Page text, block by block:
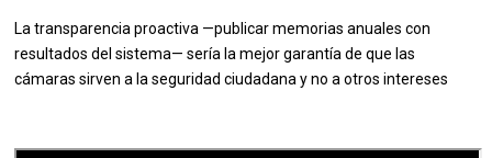
La transparencia proactiva —publicar memorias anuales con
resultados del sistema— sería la mejor garantía de que las
cámaras sirven a la seguridad ciudadana y no a otros intereses